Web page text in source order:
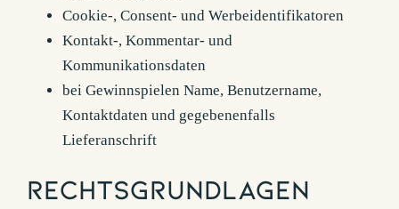
Cookie-, Consent- und Werbeidentifikatoren
Kontakt-, Kommentar- und
Kommunikationsdaten
bei Gewinnspielen Name, Benutzername,
Kontaktdaten und gegebenenfalls
Lieferanschrift
Rechtsgrundlagen